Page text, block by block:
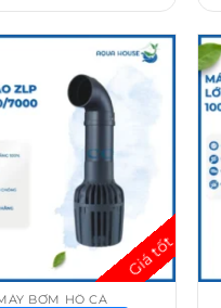
BƠM HỒ CÁ